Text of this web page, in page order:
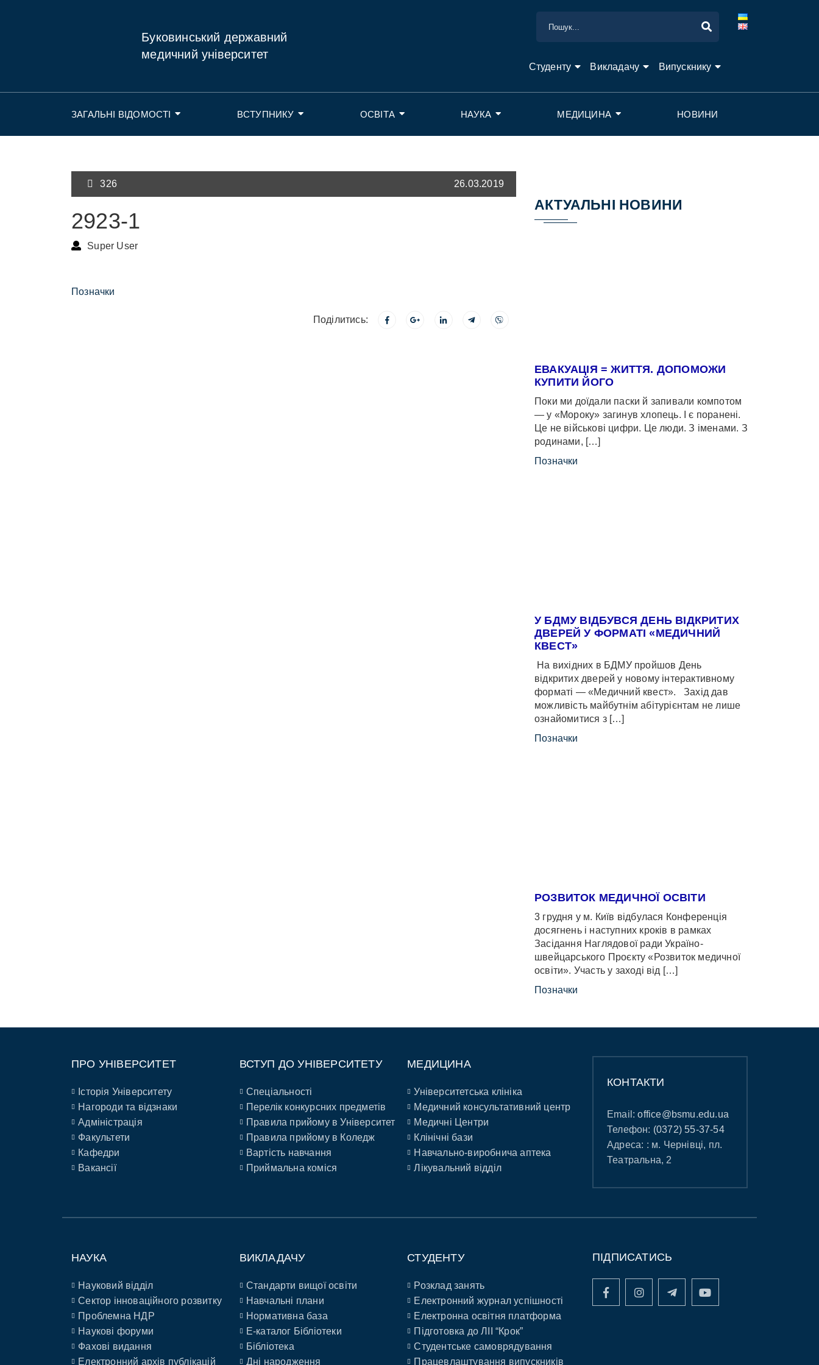
Буковинський державний
медичний університет
Студенту Викладачу Випускнику
ЗАГАЛЬНІ ВІДОМОСТІ ВСТУПНИКУ ОСВІТА НАУКА МЕДИЦИНА НОВИНИ
326 26.03.2019
2923-1
Super User
Позначки
Поділитись:
АКТУАЛЬНІ НОВИНИ
ЕВАКУАЦІЯ = ЖИТТЯ. ДОПОМОЖИ
КУПИТИ ЙОГО
Поки ми доїдали паски й запивали компотом
— у «Мороку» загинув хлопець. І є поранені.
Це не військові цифри. Це люди. З іменами. З
родинами, […]
Позначки
У БДМУ ВІДБУВСЯ ДЕНЬ ВІДКРИТИХ
ДВЕРЕЙ У ФОРМАТІ «МЕДИЧНИЙ
КВЕСТ»
На вихідних в БДМУ пройшов День
відкритих дверей у новому інтерактивному
форматі — «Медичний квест». Захід дав
можливість майбутнім абітурієнтам не лише
ознайомитися з […]
Позначки
РОЗВИТОК МЕДИЧНОЇ ОСВІТИ
3 грудня у м. Київ відбулася Конференція
досягнень і наступних кроків в рамках
Засідання Наглядової ради Україно-
швейцарського Проєкту «Розвиток медичної
освіти». Участь у заході від […]
Позначки
ПРО УНІВЕРСИТЕТ
Історія Університету
Нагороди та відзнаки
Адміністрація
Факультети
Кафедри
Вакансії
ВСТУП ДО УНІВЕРСИТЕТУ
Спеціальності
Перелік конкурсних предметів
Правила прийому в Університет
Правила прийому в Коледж
Вартість навчання
Приймальна коміся
МЕДИЦИНА
Університетська клініка
Медичний консультативний центр
Медичні Центри
Клінічні бази
Навчально-виробнича аптека
Лікувальний відділ
КОНТАКТИ
Email:office@bsmu.edu.ua
Телефон: (0372) 55-37-54
Адреса: : м. Чернівці, пл.
Театральна, 2
НАУКА
Науковий відділ
Сектор інноваційного розвитку
Проблемна НДР
Наукові форуми
Фахові видання
Електронний архів публікацій
ВИКЛАДАЧУ
Стандарти вищої освіти
Навчальні плани
Нормативна база
E-каталог Бібліотеки
Бібліотека
Дні народження
СТУДЕНТУ
Розклад занять
Електронний журнал успішності
Електронна освітня платформа
Підготовка до ЛІІ “Крок”
Студентське самоврядування
Працевлаштування випускників
ПІДПИСАТИСЬ